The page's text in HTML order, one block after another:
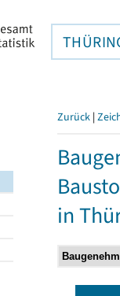
Zurück |
in